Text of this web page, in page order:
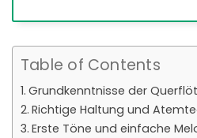
Table of Contents
Grundkenntnisse der
Richtige Haltung und
Erste Töne und einfache